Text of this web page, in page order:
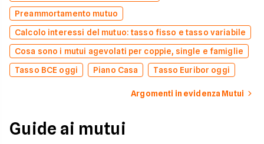
Preammortamento mutuo
Calcolo interessi del mutuo: tasso fisso e tasso variabile
Cosa sono i mutui agevolati per coppie, single e famiglie
Tasso BCE oggi
Piano Casa Tasso Euribor oggi
Argomenti in evidenza Mutui
Guide ai mutui